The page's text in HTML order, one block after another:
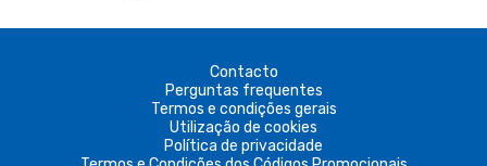
Contacto
Perguntas frequentes
Termos e condições gerais
Utilização de cookies
Política de privacidade